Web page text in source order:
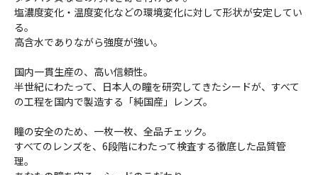
塩濃度変化・温度変化などの環境変化に対して形状が安定してい
る。
高含水でありながら強度が強い。
国内一貫生産の、高い信頼性。
半世紀にわたって、日本人の瞳を研究してきたシードが、すべて
の工程を国内で製造する「純国産」レンズ。
瞳の安全のため、一枚一枚、全品チェック。
すべてのレンズを、6段階にわたって検査する徹底した品質管
理。